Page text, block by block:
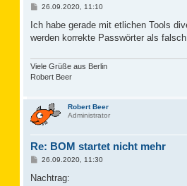
B
i
r
26.09.2020, 11:10
Ich habe gerade mit etlichen Tools
werden korrekte Passwörter als
Viele Grüße aus Berlin
Robert Beer
Robert Beer
Administrator
Re: BOM startet nicht mehr
B
i
26.09.2020, 11:30
Nachtrag: